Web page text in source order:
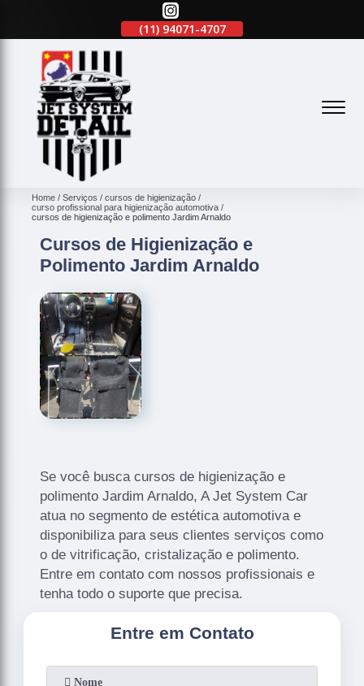
(11) 94071-4707 (11)
Home Serviços
cursos de higienização
curso profissional para higienização automotiva
cursos de higienização e polimento Jardim Arnaldo
Cursos de Higienização e
Polimento Jardim Arnaldo
Se você busca cursos de higienização e
polimento Jardim Arnaldo, A Jet System Car
atua no segmento de estética automotiva e
disponibiliza para seus clientes serviços como
o de vitrificação, cristalização e polimento.
Entre em contato com nossos profissionais e
tenha todo o suporte que precisa.
Entre em Contato